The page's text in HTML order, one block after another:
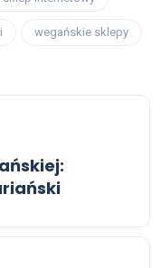
wegańskie sklepy